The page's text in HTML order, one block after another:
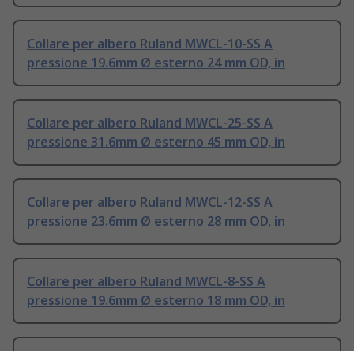
Collare per albero Ruland MWCL-10-SS A
pressione 19.6mm Ø esterno 24 mm OD, in
Collare per albero Ruland MWCL-25-SS A
pressione 31.6mm Ø esterno 45 mm OD, in
Collare per albero Ruland MWCL-12-SS A
pressione 23.6mm Ø esterno 28 mm OD, in
Collare per albero Ruland MWCL-8-SS A
pressione 19.6mm Ø esterno 18 mm OD, in